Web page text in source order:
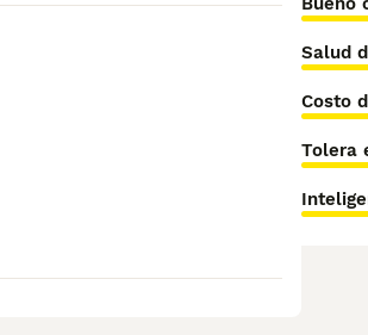
Salud
Costo
Tolera